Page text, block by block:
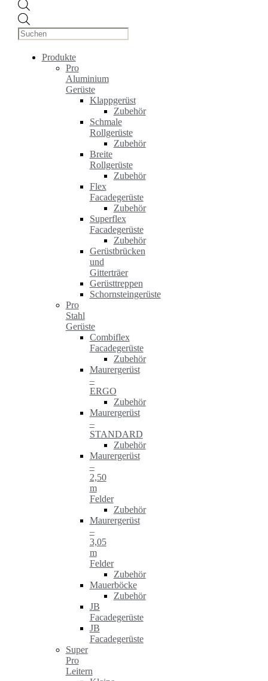
search
Produkte
Pro
Aluminium
Gerüste
Klappgerüst
Zubehör
Schmale
Rollgerüste
Zubehör
Breite
Rollgerüste
Zubehör
Flex
Facadegerüste
Zubehör
Superflex
Facadegerüste
Zubehör
Gerüstbrücken
und
Gitterträer
Gerüsttreppen
Schornsteingerüste
Pro
Stahl
Gerüste
Combiflex
Facadegerüste
Zubehör
Maurergerüst
–
ERGO
Zubehör
Maurergerüst
–
STANDARD
Zubehör
Maurergerüst
–
2,50
m
Felder
Zubehör
Maurergerüst
–
3,05
m
Felder
Zubehör
Mauerböcke
Zubehör
JB
Facadegerüste
JB
Facadegerüste
Super
Pro
Leitern